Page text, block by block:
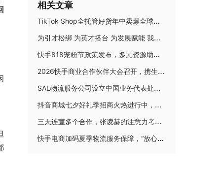
相关文章
TikTok Shop全托管好货年中卖爆全球！优商优品案例精选特辑发布
为引才松绑 为英才搭台 为发展赋能 我省“人才新政”含金量有多高
快手818宠粉节政策发布，多元资源助力商达大促生意爆发
2026快手商业合作伙伴大会召开，携生态伙伴并肩奔赴新增长
SAL物流服务公司设立中国业务代表处，携手TAM Group强化在华布局
抖音商城七夕好礼季招商火热进行中，爆单攻略轻松解锁！
三天连宣多个合作，张凌赫的注意力考题，淘宝闪购怎么答？
快手电商加码夏季物流服务保障，“放心购”与“极速达”双线升级